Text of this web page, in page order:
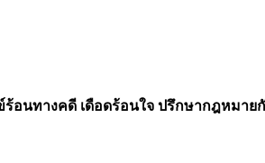
ทางคดี เดือดร้อนใจ ปรึกษากฎหมาย